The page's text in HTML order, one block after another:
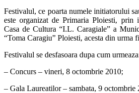
Festivalul, ce poarta numele initiatorului
este organizat de Primaria Ploiesti, prin
Casa de Cultura “I.L. Caragiale” a
“Toma Caragiu” Ploiesti, acesta din urma
Festivalul se desfasoara dupa cum
– Concurs – vineri, 8 octombrie 2010;
– Gala Laureatilor – sambata, 9 octombrie